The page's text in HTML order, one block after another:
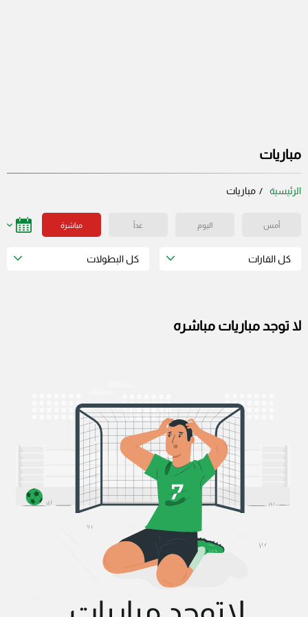
مباريات
الرئيسية مباريات
أمس اليوم غداً مباشرة
كل القارات كل البطولات
لا توجد مباريات مباشره